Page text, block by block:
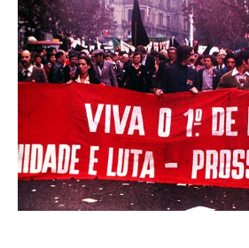
JURÍDICO
CONSULTORIA
ACORDOS, CONVENÇÕES E DISSÍDIOS
CONTRIBUIÇÕES
CONTRIBUIÇÃO ASSISTENCIAL
CONTRIBUIÇÃO ASSOCIATIVA OU